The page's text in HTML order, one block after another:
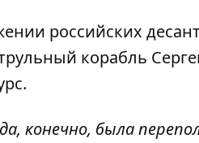
российских
корабль
конечно, была